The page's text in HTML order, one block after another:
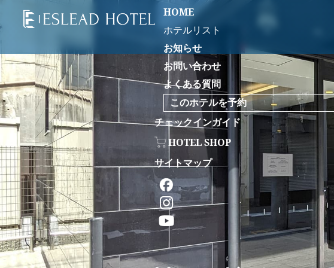
HOME
ホテルリスト
お知らせ
お問い合わせ
よくある質問
このホテルを予約
チェックインガイド
HOTEL SHOP
サイトマップ